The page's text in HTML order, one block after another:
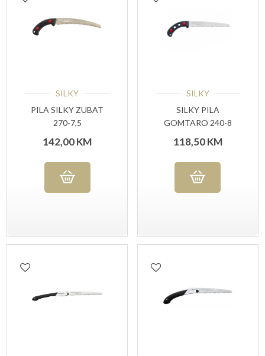
SILKY
PILA SILKY ZUBAT
270-7,5
142,00KM
SILKY
SILKY PILA
GOMTARO 240-8
118,50KM